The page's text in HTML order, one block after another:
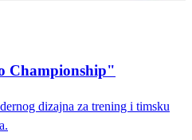
Championship"
dizajna za trening i timsku